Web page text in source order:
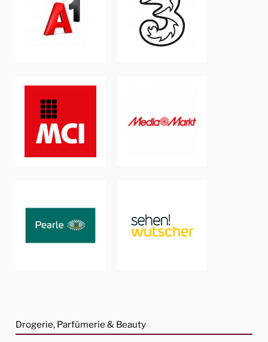
Drogerie, Parfümerie & Beauty